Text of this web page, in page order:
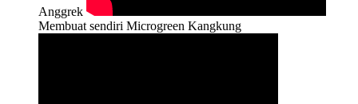
Anggrek
Membuat sendiri Microgreen Kangkung